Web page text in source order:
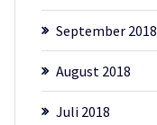
September 2018
August 2018
Juli 2018